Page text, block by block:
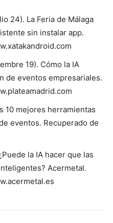
24). La Feria de Málaga
sin instalar app.
19). Cómo la IA
de eventos empresariales.
10 mejores herramientas
eventos. Recuperado de
la IA hacer que las
Acermetal.